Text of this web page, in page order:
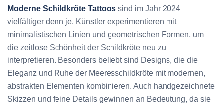
Moderne Schildkröte Tattoos sind im Jahr 2024
vielfältiger denn je. Künstler experimentieren mit
minimalistischen Linien und geometrischen Formen, um
die zeitlose Schönheit der Schildkröte neu zu
interpretieren. Besonders beliebt sind Designs, die die
Eleganz und Ruhe der Meeresschildkröte mit modernen,
abstrakten Elementen kombinieren. Auch handgezeichnete
Skizzen und feine Details gewinnen an Bedeutung, da sie